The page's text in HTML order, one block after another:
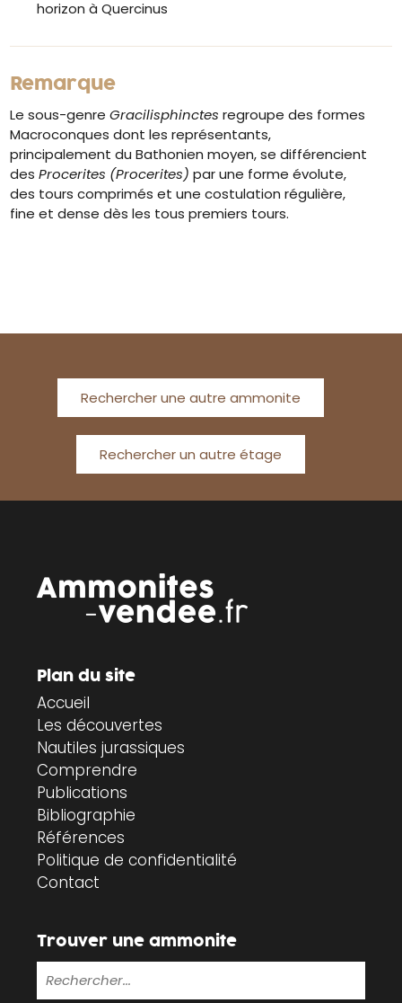
horizon à Quercinus
Remarque
Le sous-genreGracilisphinctesregroupe des formes
Macroconques dont les représentants,
principalement du Bathonien moyen, se différencient
des Procerites (Procerites)par une forme évolute,
des tours comprimés et une costulation régulière,
fine et dense dès les tous premiers tours.
Rechercher une autre ammonite
Rechercher un autre étage
Plan du site
Accueil
Les découvertes
Nautiles jurassiques
Comprendre
Publications
Bibliographie
Références
Politique de confidentialité
Contact
Trouver une ammonite